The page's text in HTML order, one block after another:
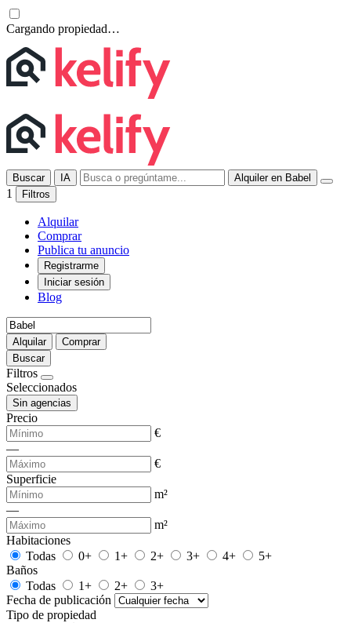
Cargando propiedad…
Buscar IA Alquiler en Babel
1 Filtros
Alquilar
Comprar
Publica tu anuncio
Registrarme
Iniciar sesión
Blog
Alquilar
Comprar
Buscar
Filtros
Seleccionados
Sin agencias
Precio
€
—
€
Superficie
m²
—
m²
Habitaciones
Todas
0+ 1+ 2+ 3+ 4+
5+
Baños
Todas
1+ 2+
3+
Fecha de publicación
Tipo de propiedad